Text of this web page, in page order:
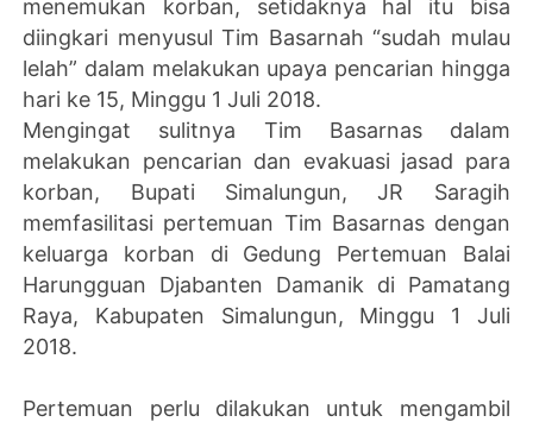
menemukan korban, setidaknya hal itu bisa
diingkari menyusul Tim Basarnah “sudah mulau
lelah” dalam melakukan upaya pencarian hingga
hari ke 15, Minggu 1 Juli 2018.
Mengingat sulitnya Tim Basarnas dalam
melakukan pencarian dan evakuasi jasad para
korban, Bupati Simalungun, JR Saragih
memfasilitasi pertemuan Tim Basarnas dengan
keluarga korban di Gedung Pertemuan Balai
Harungguan Djabanten Damanik di Pamatang
Raya, Kabupaten Simalungun, Minggu 1 Juli
2018.
Pertemuan perlu dilakukan untuk mengambil